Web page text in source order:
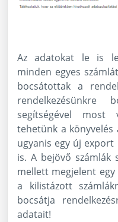
Az adatokat le is
minden egyes
bocsátottak a
rendelkezésünkre
segítségével
tehetünk a könyvelés
ugyanis egy új export
is. A bejövő számlák
mellett megjelent egy
a kilistázott
bocsátja
adatait!